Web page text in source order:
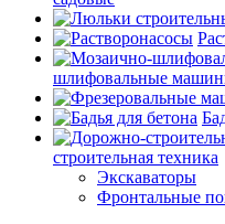
шлифовальные
строительная техника
Экскаваторы
Фронтальные